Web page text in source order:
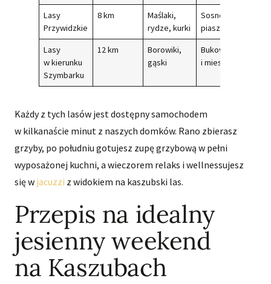
Lasy
Przywidzkie
8 km
Maślaki,
rydze, kurki
Sosnowy,
piaszczysty
Lasy
w kierunku
Szymbarku
12 km
Borowiki,
gąski
Bukowy
i mieszany
Każdy z tych lasów jest dostępny samochodem
w kilkanaście minut z naszych domków. Rano zbierasz
grzyby, po południu gotujesz zupę grzybową w pełni
wyposażonej kuchni, a wieczorem relaks i wellnessujesz
się w jacuzzi z widokiem na kaszubski las.
Przepis na idealny
jesienny weekend
na Kaszubach